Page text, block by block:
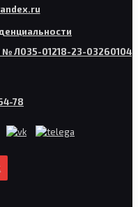
№ Л035-01218-23-03260104
78